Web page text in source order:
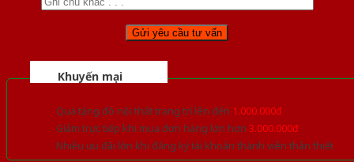
Khuyến mại
Quà tặng đồ nội thất trang trí lên đến 1.000.000đ
Giảm trực tiếp khi mua đơn hàng lớn hơn 3.000.000đ
Nhiều ưu đãi lớn khi đăng ký tài khoản thành viên thân thiết